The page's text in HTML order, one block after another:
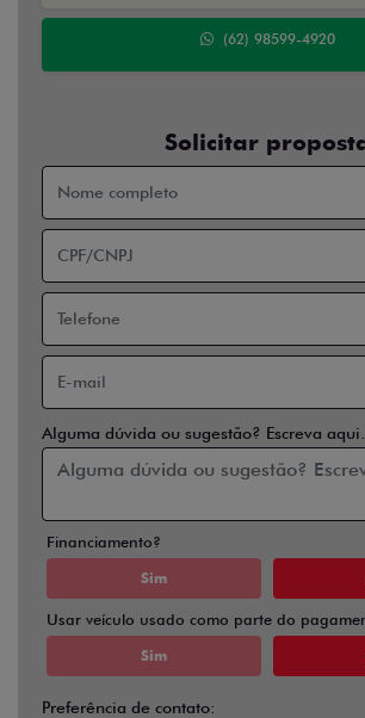
(62) 98599-4920
Solicitar
Alguma dúvida ou sugestão? Escreva aqui.
Financiamento?
Sim
Usar veículo usado como parte do
Sim
Preferência de contato: